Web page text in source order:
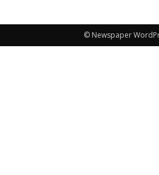
© Newspaper